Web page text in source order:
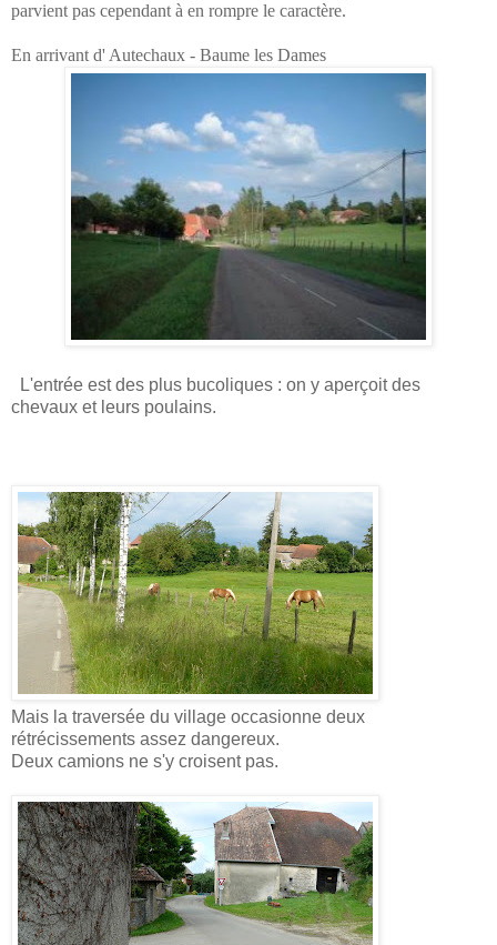
parvient pas cependant à en rompre le caractère.
En arrivant d' Autechaux - Baume les Dames
L'entrée est des plus bucoliques : on y aperçoit des
chevaux et leurs poulains.
Mais la traversée du village occasionne deux
rétrécissements assez dangereux.
Deux camions ne s'y croisent pas.